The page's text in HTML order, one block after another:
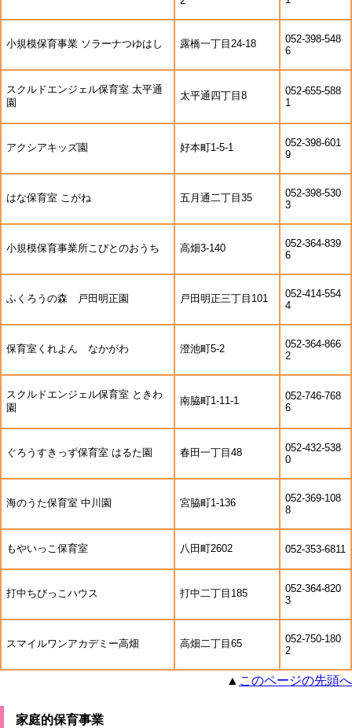
小規模保育事業 ソラーナつゆはし 露橋一丁目24-18
052-398-548
6
スクルドエンジェル保育室 太平通
園
太平通四丁目8
052-655-588
1
アクシアキッズ園 好本町1-5-1
052-398-601
9
はな保育室 こがね 五月通二丁目35
052-398-530
3
小規模保育事業所こびとのおうち 高畑3-140
052-364-839
6
ふくろうの森 戸田明正園 戸田明正三丁目101
052-414-554
4
保育室くれよん なかがわ 澄池町5-2
052-364-866
2
スクルドエンジェル保育室 ときわ
園
南脇町1-11-1
052-746-768
6
ぐろうすきっず保育室 はるた園 春田一丁目48
052-432-538
0
海のうた保育室 中川園 宮脇町1-136
052-369-108
8
もやいっこ保育室 八田町2602 052-353-6811
打中ちびっこハウス 打中二丁目185
052-364-820
3
スマイルワンアカデミー高畑 高畑二丁目65
052-750-180
2
▲ このページの先頭へ
家庭的保育事業